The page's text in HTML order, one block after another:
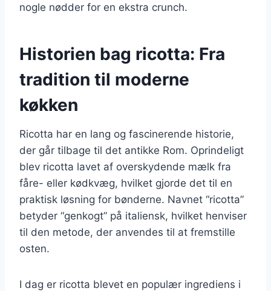
nogle nødder for en ekstra crunch.
Historien bag ricotta: Fra
tradition til moderne
køkken
Ricotta har en lang og fascinerende historie,
der går tilbage til det antikke Rom. Oprindeligt
blev ricotta lavet af overskydende mælk fra
fåre- eller kødkvæg, hvilket gjorde det til en
praktisk løsning for bønderne. Navnet “ricotta”
betyder “genkogt” på italiensk, hvilket henviser
til den metode, der anvendes til at fremstille
osten.
I dag er ricotta blevet en populær ingrediens i